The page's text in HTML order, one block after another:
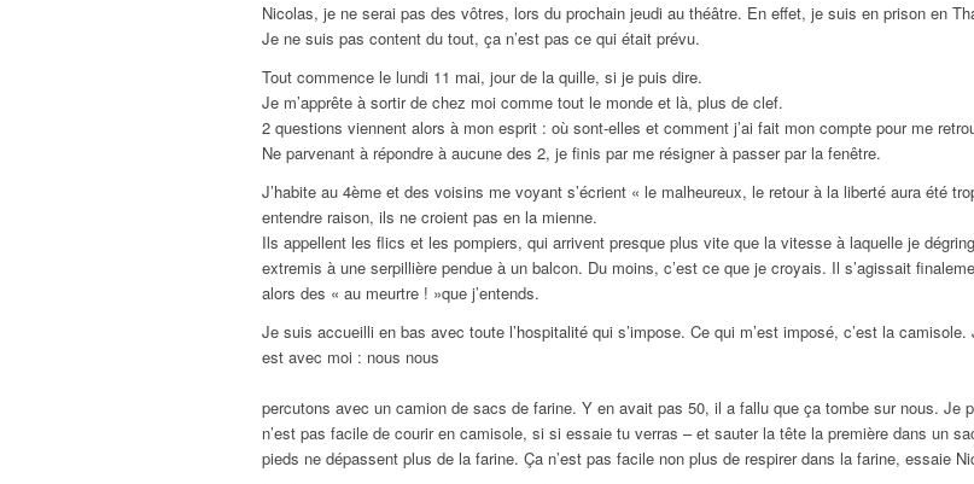
Nicolas, je ne serai pas des vôtres, lors du prochain jeudi au théâtre. En effet, je suis en prison en
Je ne suis pas content du tout, ça n’est pas ce qui était prévu.
Tout commence le lundi 11 mai, jour de la quille, si je puis dire.
Je m’apprête à sortir de chez moi comme tout le monde et là, plus de clef.
2 questions viennent alors à mon esprit : où sont-elles et comment j’ai fait mon compte pour me
Ne parvenant à répondre à aucune des 2, je finis par me résigner à passer par la fenêtre.
J’habite au 4ème et des voisins me voyant s’écrient « le malheureux, le retour à la liberté aura été
entendre raison, ils ne croient pas en la mienne.
Ils appellent les flics et les pompiers, qui arrivent presque plus vite que la vitesse à laquelle je
extremis à une serpillière pendue à un balcon. Du moins, c’est ce que je croyais. Il s’agissait
alors des « au meurtre ! »que j’entends.
Je suis accueilli en bas avec toute l’hospitalité qui s’impose. Ce qui m’est imposé, c’est la
est avec moi : nous nous
percutons avec un camion de sacs de farine. Y en avait pas 50, il a fallu que ça tombe sur nous. Je
n’est pas facile de courir en camisole, si si essaie tu verras – et sauter la tête la première dans un
pieds ne dépassent plus de la farine. Ça n’est pas facile non plus de respirer dans la farine, essaie